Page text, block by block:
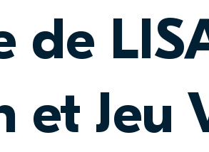
de
et Jeu